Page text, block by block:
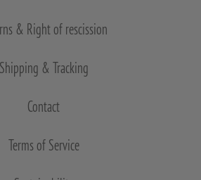
& Right of rescission
Shipping & Tracking
Contact
Terms of Service